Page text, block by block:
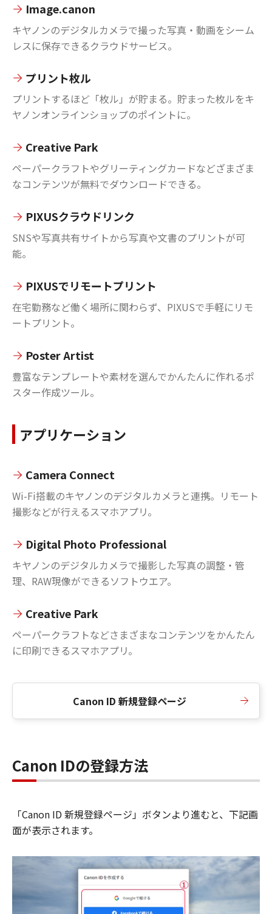
Image.canon
キヤノンのデジタルカメラで撮った写真・動画をシーム
レスに保存できるクラウドサービス。
プリント枚ル
プリントするほど「枚ル」が貯まる。貯まった枚ルをキ
ヤノンオンラインショップのポイントに。
Creative Park
ペーパークラフトやグリーティングカードなどざまざま
なコンテンツが無料でダウンロードできる。
PIXUSクラウドリンク
SNSや写真共有サイトから写真や文書のプリントが可
能。
PIXUSでリモートプリント
在宅勤務など働く場所に関わらず、PIXUSで手軽にリモ
ートプリント。
Poster Artist
豊富なテンプレートや素材を選んでかんたんに作れるポ
スター作成ツール。
アプリケーション
Camera Connect
Wi-Fi搭載のキヤノンのデジタルカメラと連携。リモート
撮影などが行えるスマホアプリ。
Digital Photo Professional
キヤノンのデジタルカメラで撮影した写真の調整・管
理、RAW現像ができるソフトウエア。
Creative Park
ペーパークラフトなどさまざまなコンテンツをかんたん
に印刷できるスマホアプリ。
Canon ID 新規登録ページ
Canon IDの登録方法
「Canon ID 新規登録ページ」ボタンより進むと、下記画
面が表示されます。